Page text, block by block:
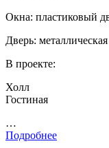
Окна: пластиковый
Дверь:
В проекте:
Холл
Гостиная
…
Подробнее